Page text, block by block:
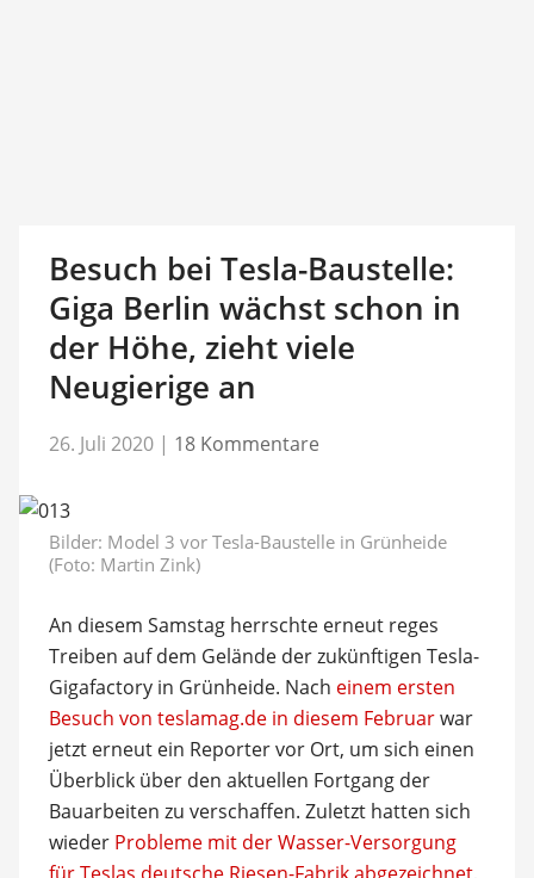
Besuch bei Tesla-Baustelle:
Giga Berlin wächst schon in
der Höhe, zieht viele
Neugierige an
26. Juli 2020 | 18 Kommentare
Bilder: Model 3 vor Tesla-Baustelle in Grünheide
(Foto: Martin Zink)
An diesem Samstag herrschte erneut reges
Treiben auf dem Gelände der zukünftigen Tesla-
Gigafactory in Grünheide. Nach einem ersten
Besuch von teslamag.de in diesem Februarwar
jetzt erneut ein Reporter vor Ort, um sich einen
Überblick über den aktuellen Fortgang der
Bauarbeiten zu verschaffen. Zuletzt hatten sich
wieder Probleme mit der Wasser-Versorgung
für Teslas deutsche Riesen-Fabrik abgezeichnet,